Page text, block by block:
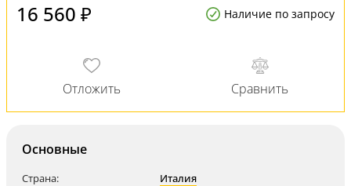
16 560 ₽ Наличие по запросу
Основные
Страна:
Италия